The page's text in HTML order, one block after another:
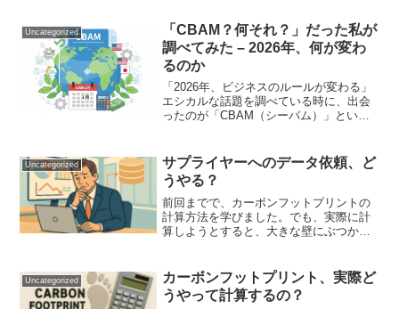
Uncategorized
「CBAM？何それ？」だった私が
調べてみた – 2026年、何が変わ
るのか
「2026年、ビジネスのルールが変わる」
エシカルな話題を調べている時に、出会
ったのが「CBAM（シーバム）」という
くうちに、これがとんでもなく重要な制
度だとわかってきまし...
Uncategorized
サプライヤーへのデータ依頼、ど
うやる？
前回までで、カーボンフットプリントの
計算方法を学びました。でも、実際に計
算しようとすると、大きな壁にぶつかり
（Scope1、2）は自分で把握できます。
でも、原材料や部品...
Uncategorized
カーボンフットプリント、実際ど
うやって計算するの？